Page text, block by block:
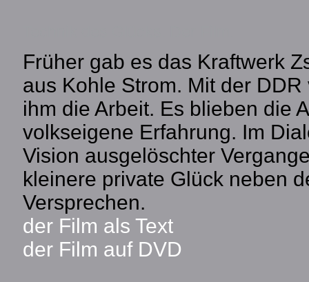
Früher gab es das Kraftwerk
aus Kohle Strom. Mit der
ihm die Arbeit. Es blieben die
volkseigene Erfahrung. Im
Vision ausgelöschter
kleinere private Glück neben
Versprechen.
der Film als Text
der Film auf DVD